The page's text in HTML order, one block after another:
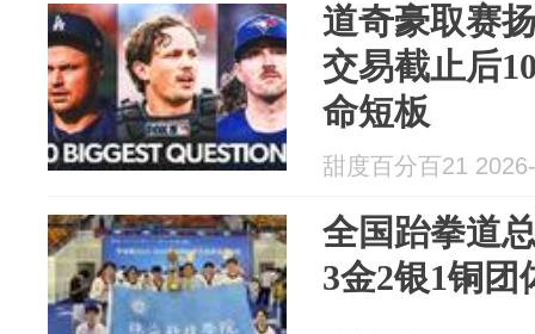
道奇豪取赛
交易截止后
命短板
甜度百分百21
全国跆拳道
3金2银1铜团